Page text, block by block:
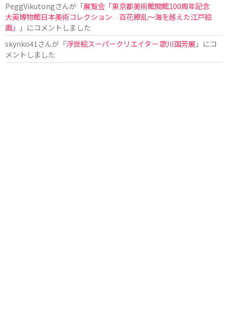
PeggVikutongさんが「展覧会「東京都美術館開館100周年記念
大英博物館日本美術コレクション 百花繚乱〜海を越えた江戸絵
画」
」にコメントしました
skynko41 さんが「浮世絵スーパークリエイター 歌川国芳展 」にコ
メントしました